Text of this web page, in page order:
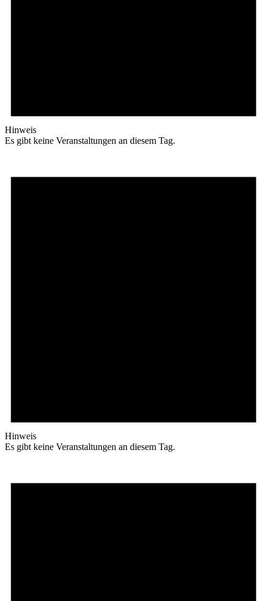
Hinweis
Es gibt keine Veranstaltungen an diesem Tag.
Hinweis
Es gibt keine Veranstaltungen an diesem Tag.